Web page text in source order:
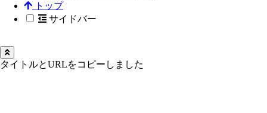
トップ
サイドバー
タイトルとURLをコピーしました